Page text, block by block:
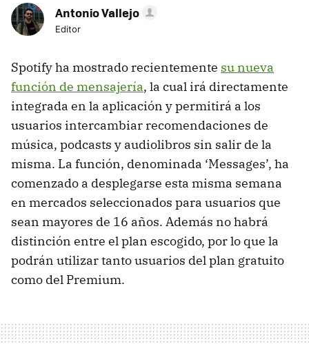
Antonio Vallejo
Editor
Spotify ha mostrado recientemente su nueva
función de mensajería, la cual irá directamente
integrada en la aplicación y permitirá a los
usuarios intercambiar recomendaciones de
música, podcasts y audiolibros sin salir de la
misma. La función, denominada ‘Messages’, ha
comenzado a desplegarse esta misma semana
en mercados seleccionados para usuarios que
sean mayores de 16 años. Además no habrá
distinción entre el plan escogido, por lo que la
podrán utilizar tanto usuarios del plan gratuito
como del Premium.